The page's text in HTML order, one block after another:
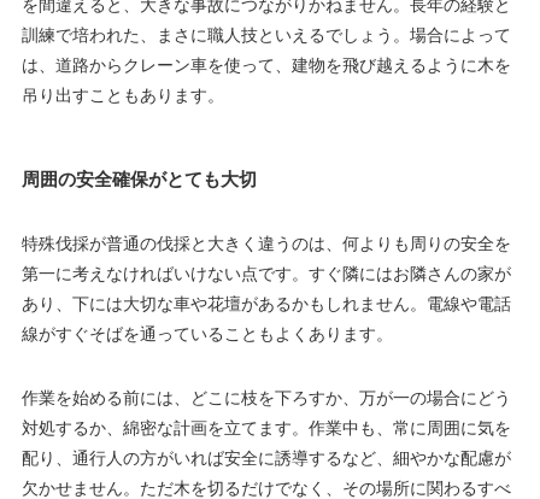
を間違えると、大きな事故につながりかねません。長年の経験と
訓練で培われた、まさに職人技といえるでしょう。場合によって
は、道路からクレーン車を使って、建物を飛び越えるように木を
吊り出すこともあります。
周囲の安全確保がとても大切
特殊伐採が普通の伐採と大きく違うのは、何よりも周りの安全を
第一に考えなければいけない点です。すぐ隣にはお隣さんの家が
あり、下には大切な車や花壇があるかもしれません。電線や電話
線がすぐそばを通っていることもよくあります。
作業を始める前には、どこに枝を下ろすか、万が一の場合にどう
対処するか、綿密な計画を立てます。作業中も、常に周囲に気を
配り、通行人の方がいれば安全に誘導するなど、細やかな配慮が
欠かせません。ただ木を切るだけでなく、その場所に関わるすべ